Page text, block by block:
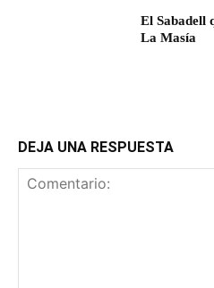
El Sabadell
La Masía
DEJA UNA RESPUESTA